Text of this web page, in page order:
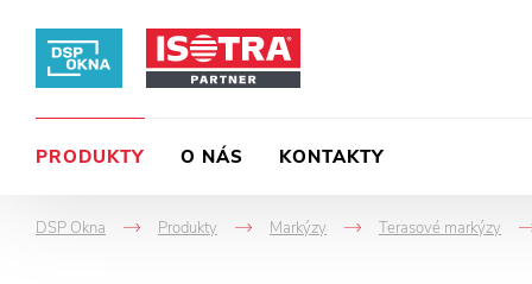
PRODUKTY O NÁS KONTAKTY
DSP Okna
->
Produkty
->
Markýzy
->
Terasové markýzy